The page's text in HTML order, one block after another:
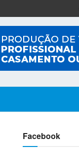
Facebook